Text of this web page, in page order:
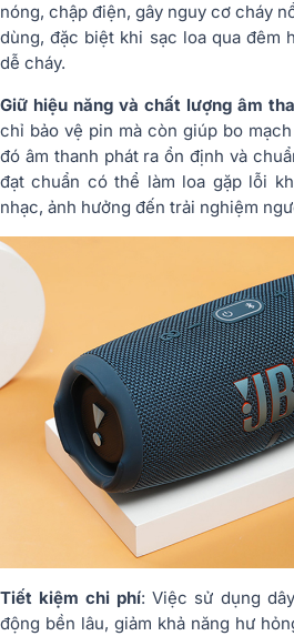
nóng, chập điện, gây nguy cơ cháy
dùng, đặc biệt khi sạc loa qua đêm
dễ cháy.
Giữ hiệu năng và chất lượng âm
chỉ bảo vệ pin mà còn giúp bo
đó âm thanh phát ra ổn định và
đạt chuẩn có thể làm loa gặp lỗi
nhạc, ảnh hưởng đến trải nghiệm
Tiết kiệm chi phí: Việc sử dụng
động bền lâu, giảm khả năng hư